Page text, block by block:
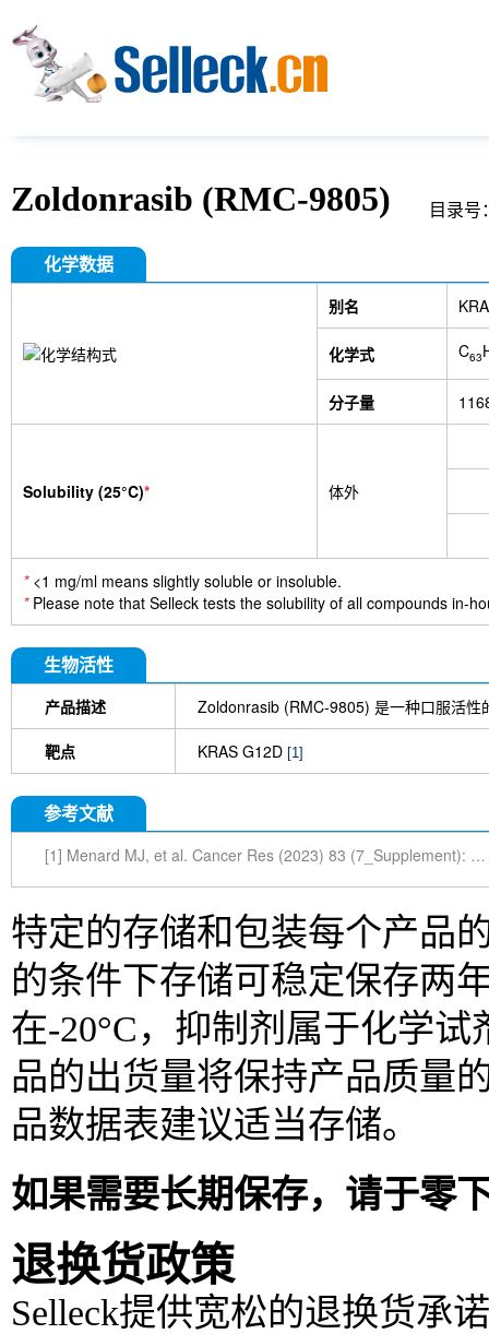
Zoldonrasib (RMC-9805) 目录号
化学数据
别名
化学式 C63
分子量
Solubility (25°C)* 体外
*<1 mg/ml means slightly soluble or insoluble.
*Please note that Selleck tests the solubility of all compounds in-
生物活性
产品描述 Zoldonrasib (RMC-9805) 是一种口服活性
靶点 KRAS G12D [1]
参考文献
[1] Menard MJ, et al. Cancer Res (2023) 83 (7_Supplement): 3475.
特定的存储和包装每个产品
的条件下存储可稳定保存两
在-20°C，抑制剂属于化学
品的出货量将保持产品质量
品数据表建议适当存储。
如果需要长期保存，请于零
退换货政策
Selleck提供宽松的退换货承